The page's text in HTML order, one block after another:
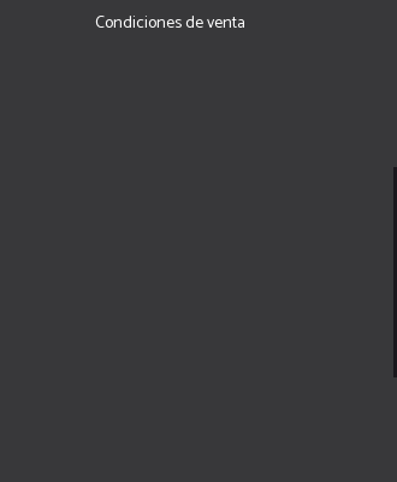
Condiciones de venta